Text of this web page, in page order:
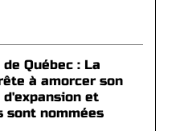
Québec : La
à amorcer son
d'expansion et
sont nommées